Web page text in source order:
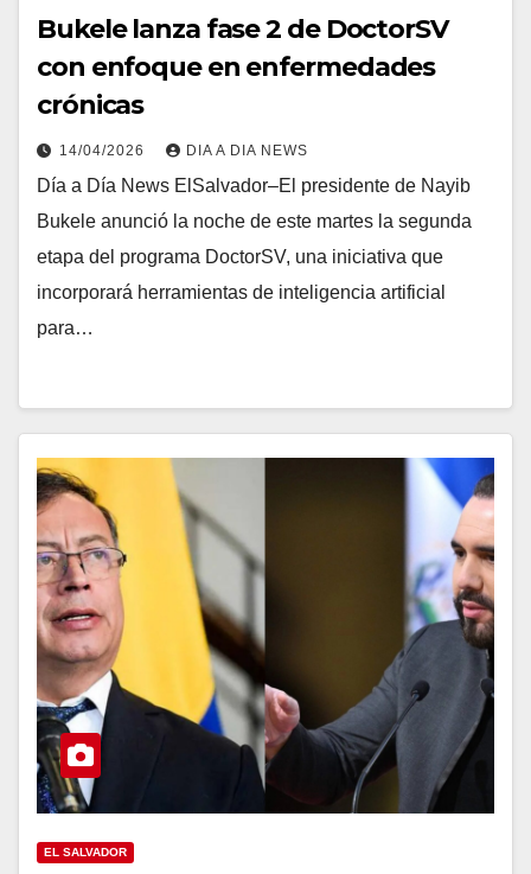
Bukele lanza fase 2 de DoctorSV
con enfoque en enfermedades
crónicas
14/04/2026 DIA A DIA NEWS
Día a Día News ElSalvador–El presidente de Nayib
Bukele anunció la noche de este martes la segunda
etapa del programa DoctorSV, una iniciativa que
incorporará herramientas de inteligencia artificial
para…
EL SALVADOR